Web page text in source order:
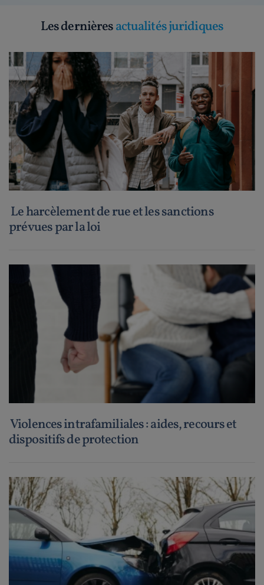
Les dernièresactualités juridiques
Le harcèlement de rue et les sanctions
prévues par la loi
Violences intrafamiliales : aides, recours et
dispositifs de protection